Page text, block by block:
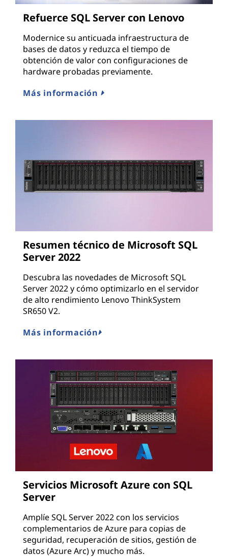
Refuerce SQL Server con Lenovo
Modernice su anticuada infraestructura de
bases de datos y reduzca el tiempo de
obtención de valor con configuraciones de
hardware probadas previamente.
Más información
Resumen técnico de Microsoft SQL
Server 2022
Descubra las novedades de Microsoft SQL
Server 2022 y cómo optimizarlo en el servidor
de alto rendimiento Lenovo ThinkSystem
SR650 V2.
Más información
Servicios Microsoft Azure con SQL
Server
Amplíe SQL Server 2022 con los servicios
complementarios de Azure para copias de
seguridad, recuperación de sitios, gestión de
datos (Azure Arc) y mucho más.